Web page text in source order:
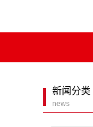
新闻分类
news